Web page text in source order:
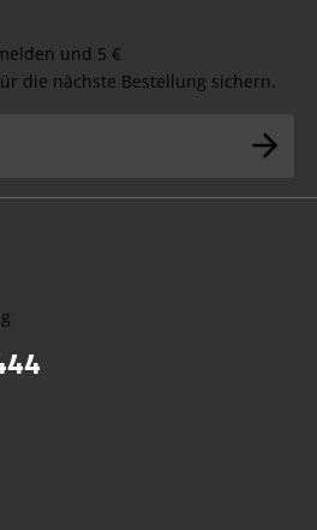
und 5 €
die nächste Bestellung sichern.